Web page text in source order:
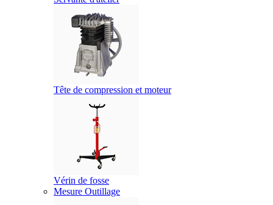
Tête de compression et moteur
Vérin de fosse
Mesure Outillage